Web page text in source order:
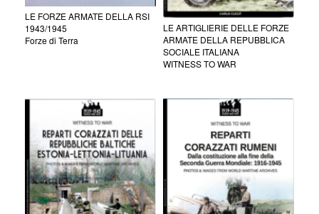
LE FORZE ARMATE DELLA RSI
1943/1945
Forze di Terra
LE ARTIGLIERIE DELLE FORZE
ARMATE DELLA REPUBBLICA
SOCIALE ITALIANA
WITNESS TO WAR